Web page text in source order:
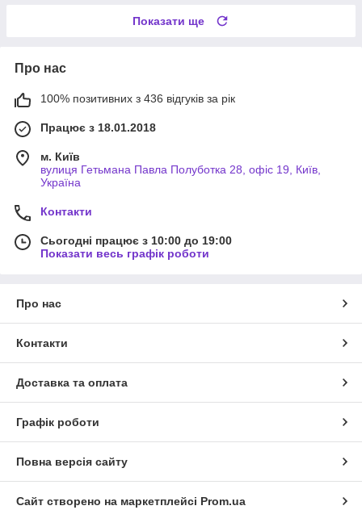
Показати ще
Про нас
100% позитивних з 436 відгуків за рік
Працює з 18.01.2018
м. Київ
вулиця Гетьмана Павла Полуботка 28, офіс 19, Київ,
Україна
Контакти
Сьогодні працює з 10:00 до 19:00
Показати весь графік роботи
Про нас
Контакти
Доставка та оплата
Графік роботи
Повна версія сайту
Сайт створено на маркетплейсі Prom.ua